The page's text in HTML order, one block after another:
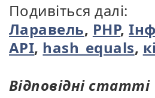
Подивіться далі:
Ларавель, PHP,
API, hash_equals,
Відповідні статті